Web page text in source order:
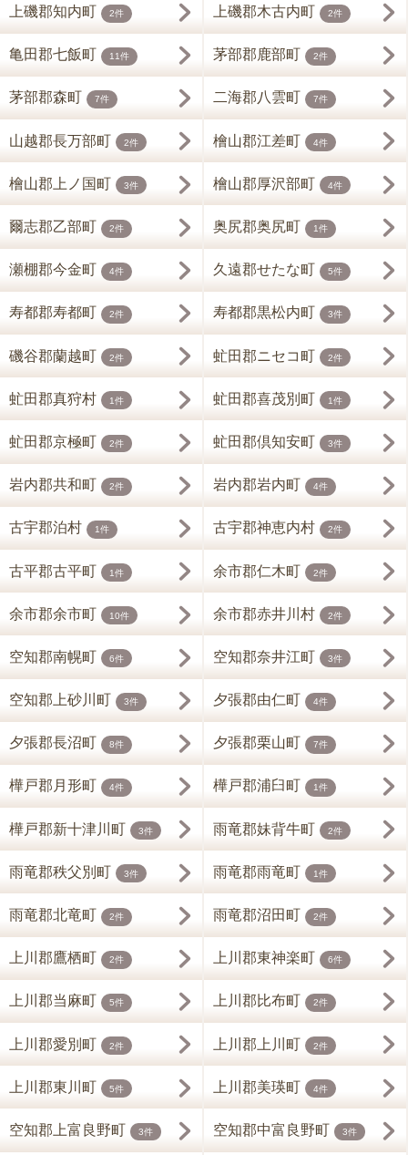
上磯郡知内町 2件 上磯郡木古内町 2件
亀田郡七飯町 11件 茅部郡鹿部町 2件
茅部郡森町 7件 二海郡八雲町 7件
山越郡長万部町 2件 檜山郡江差町 4件
檜山郡上ノ国町 3件 檜山郡厚沢部町 4件
爾志郡乙部町 2件 奥尻郡奥尻町 1件
瀬棚郡今金町 4件 久遠郡せたな町 5件
寿都郡寿都町 2件 寿都郡黒松内町 3件
磯谷郡蘭越町 2件 虻田郡ニセコ町 2件
虻田郡真狩村 1件 虻田郡喜茂別町 1件
虻田郡京極町 2件 虻田郡倶知安町 3件
岩内郡共和町 2件 岩内郡岩内町 4件
古宇郡泊村 1件 古宇郡神恵内村 2件
古平郡古平町 1件 余市郡仁木町 2件
余市郡余市町 10件 余市郡赤井川村 2件
空知郡南幌町 6件 空知郡奈井江町 3件
空知郡上砂川町 3件 夕張郡由仁町 4件
夕張郡長沼町 8件 夕張郡栗山町 7件
樺戸郡月形町 4件 樺戸郡浦臼町 1件
樺戸郡新十津川町 3件 雨竜郡妹背牛町 2件
雨竜郡秩父別町 3件 雨竜郡雨竜町 1件
雨竜郡北竜町 2件 雨竜郡沼田町 2件
上川郡鷹栖町 2件 上川郡東神楽町 6件
上川郡当麻町 5件 上川郡比布町 2件
上川郡愛別町 2件 上川郡上川町 2件
上川郡東川町 5件 上川郡美瑛町 4件
空知郡上富良野町 3件 空知郡中富良野町 3件